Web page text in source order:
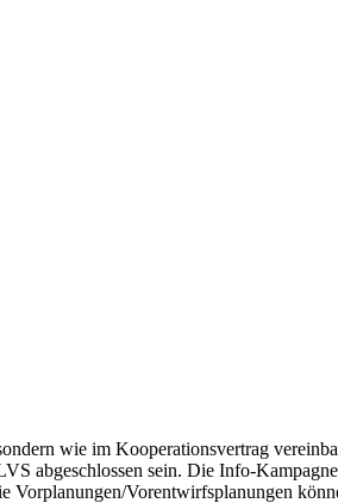
wie im Kooperationsvertrag
abgeschlossen sein. Die Info-
Vorentwirfsplanungen